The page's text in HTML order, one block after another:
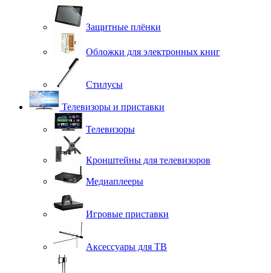
Защитные плёнки
Обложки для электронных книг
Стилусы
Телевизоры и приставки
Телевизоры
Кронштейны для телевизоров
Медиаплееры
Игровые приставки
Аксессуары для ТВ